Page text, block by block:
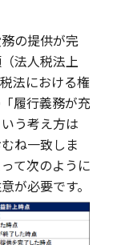
の提供が完
法人税法上
法における権
履行義務が充
う考え方は
ね一致しま
て次のように
が必要です。